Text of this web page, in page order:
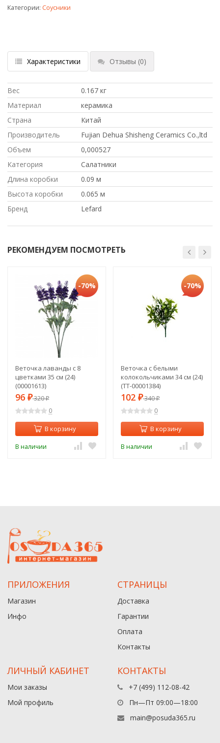
Категории: Соусники
Характеристики Отзывы (0)
Вес
0.167 кг
Материал
керамика
Страна
Китай
Производитель
Fujian Dehua Shisheng Ceramics Co.,ltd
Объем
0,000527
Категория
Салатники
Длина коробки
0.09 м
Высота коробки
0.065 м
Бренд
Lefard
РЕКОМЕНДУЕМ ПОСМОТРЕТЬ
-70%
Веточка лаванды с 8
цветками 35 см (24)
(00001613)
96 ₽320₽
0
В корзину
В наличии
-70%
Веточка с белыми
колокольчиками 34 см (24)
(TT-00001384)
102 ₽340₽
0
В корзину
В наличии
ПРИЛОЖЕНИЯ
Магазин
Инфо
СТРАНИЦЫ
Доставка
Гарантии
Оплата
Контакты
ЛИЧНЫЙ КАБИНЕТ
Мои заказы
Мой профиль
КОНТАКТЫ
+7 (499) 112-08-42
Пн—Пт 09:00—18:00
main@posuda365.ru